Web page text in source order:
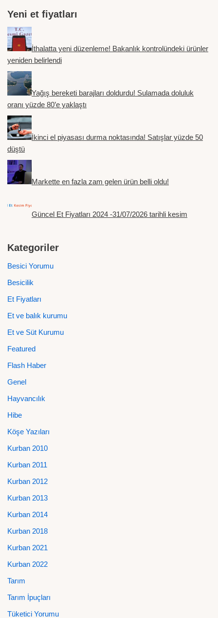
Yeni et fiyatları
İthalatta yeni düzenleme! Bakanlık kontrolündeki ürünler
yeniden belirlendi
Yağış bereketi barajları doldurdu! Sulamada doluluk
oranı yüzde 80’e yaklaştı
İkinci el piyasası durma noktasında! Satışlar yüzde 50
düştü
Markette en fazla zam gelen ürün belli oldu!
Güncel Et Fiyatları 2024 -31/07/2026 tarihli kesim
Kategoriler
Besici Yorumu
Besicilik
Et Fiyatları
Et ve balık kurumu
Et ve Süt Kurumu
Featured
Flash Haber
Genel
Hayvancılık
Hibe
Köşe Yazıları
Kurban 2010
Kurban 2011
Kurban 2012
Kurban 2013
Kurban 2014
Kurban 2018
Kurban 2021
Kurban 2022
Tarım
Tarım İpuçları
Tüketici Yorumu